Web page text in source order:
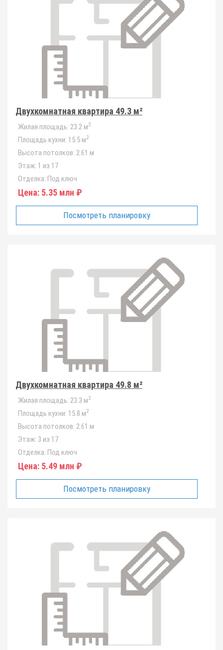
Двухкомнатная квартира 49.3 м²
Жилая площадь: 23.2 м2
Площадь кухни: 15.5 м2
Высота потолков: 2.61 м
Этаж: 1 из 17
Отделка: Под ключ
Цена: 5.35 млн ₽
Посмотреть планировку
Двухкомнатная квартира 49.8 м²
Жилая площадь: 23.3 м2
Площадь кухни: 15.8 м2
Высота потолков: 2.61 м
Этаж: 3 из 17
Отделка: Под ключ
Цена: 5.49 млн ₽
Посмотреть планировку